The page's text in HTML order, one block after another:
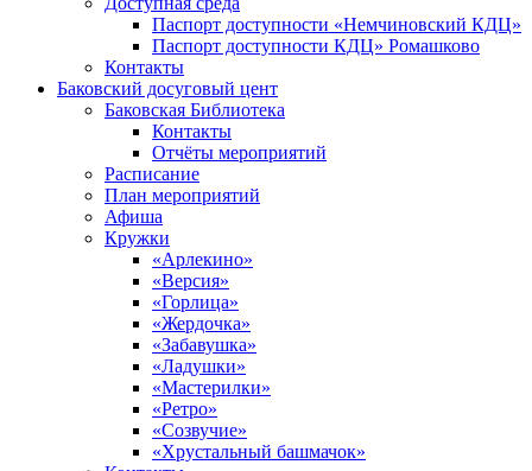
Паспорт доступности «Немчиновский КДЦ»
Паспорт доступности КДЦ» Ромашково
Контакты
Баковский досуговый цент
Баковская Библиотека
Контакты
Отчёты мероприятий
Расписание
План мероприятий
Афиша
Кружки
«Арлекино»
«Версия»
«Горлица»
«Жердочка»
«Забавушка»
«Ладушки»
«Мастерилки»
«Ретро»
«Созвучие»
«Хрустальный башмачок»